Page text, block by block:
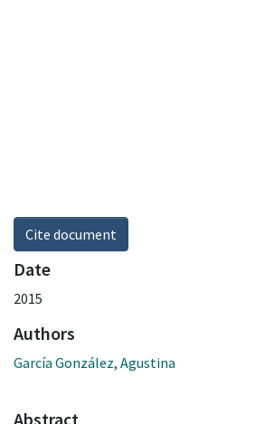
Cite document
Date
2015
Authors
García González, Agustina
Abstract